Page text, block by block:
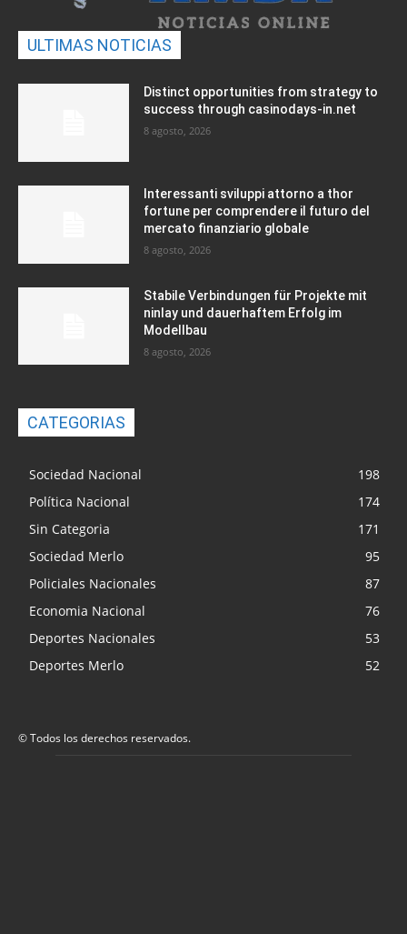
ULTIMAS NOTICIAS
Distinct opportunities from strategy to
success through casinodays-in.net
8 agosto, 2026
Interessanti sviluppi attorno a thor
fortune per comprendere il futuro del
mercato finanziario globale
8 agosto, 2026
Stabile Verbindungen für Projekte mit
ninlay und dauerhaftem Erfolg im
Modellbau
8 agosto, 2026
CATEGORIAS
Sociedad Nacional
198
Política Nacional
174
Sin Categoria
171
Sociedad Merlo
95
Policiales Nacionales
87
Economia Nacional
76
Deportes Nacionales
53
Deportes Merlo
52
© Todos los derechos reservados.